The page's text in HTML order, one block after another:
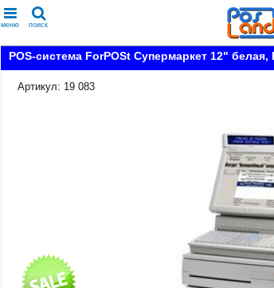
меню поиск
POS-система ForPOSt Супермаркет 12"
Артикул: 19 083